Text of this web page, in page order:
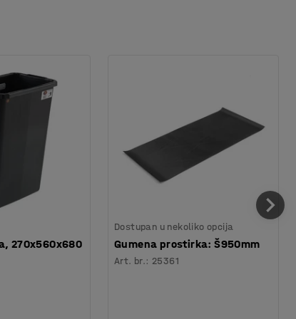
270x560x680
Dostupan u nekoliko opcija
Gumena prostirka: Š950mm
Art. br.: 25361